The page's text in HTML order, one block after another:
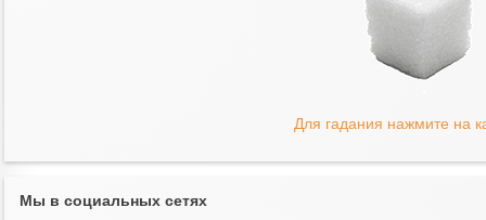
Для гадания нажмите на
Мы в социальных сетях